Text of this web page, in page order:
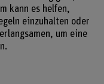
kann es helfen,
einzuhalten oder
um eine